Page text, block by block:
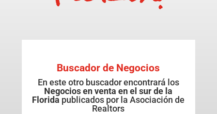
Buscador de Negocios
En este otro buscador encontrará los
Negocios en venta en el sur de la
Florida publicados por la Asociación de
Realtors